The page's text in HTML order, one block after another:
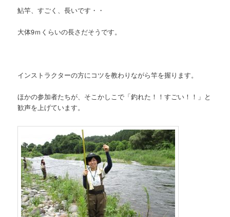
鮎竿、すごく、長いです・・
大体9ｍくらいの長さだそうです。
インストラクターの方にコツを教わりながら竿を握ります。
ほかの参加者たちが、そこかしこで「釣れた！！すごい！！」と
歓声を上げています。